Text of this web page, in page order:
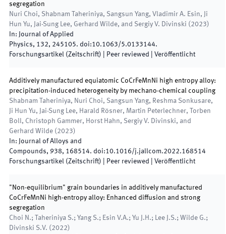
segregation
Nuri Choi, Shabnam Taheriniya, Sangsun Yang, Vladimir A. Esin, Ji
Hun Yu, Jai-Sung Lee, Gerhard Wilde, and Sergiy V. Divinski ( 2023)
In: Journal of Applied
Physics, 132, 245105. doi:10.1063/5.0133144.
Forschungsartikel (Zeitschrift) | Peer reviewed Veröffentlicht
Additively manufactured equiatomic CoCrFeMnNi high entropy alloy:
precipitation-induced heterogeneity by mechano-chemical coupling
Shabnam Taheriniya, Nuri Choi, Sangsun Yang, Reshma Sonkusare,
Ji Hun Yu, Jai-Sung Lee, Harald Rösner, Martin Peterlechner, Torben
Boll, Christoph Gammer, Horst Hahn, Sergiy V. Divinski, and
Gerhard Wilde ( 2023)
In: Journal of Alloys and
Compounds, 938, 168514. doi:10.1016/j.jallcom.2022.168514
Forschungsartikel (Zeitschrift) | Peer reviewed Veröffentlicht
"Non-equilibrium" grain boundaries in additively manufactured
CoCrFeMnNi high-entropy alloy: Enhanced diffusion and strong
segregation
Choi N.; Taheriniya S.; Yang S.; Esin V.A.; Yu J.H.; Lee J.S.; Wilde G.;
Divinski S.V. ( 2022)